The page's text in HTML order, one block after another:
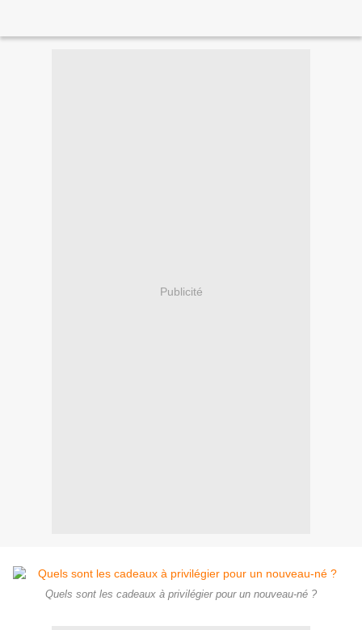
Publicité
Quels sont les cadeaux à privilégier pour un nouveau-né ?